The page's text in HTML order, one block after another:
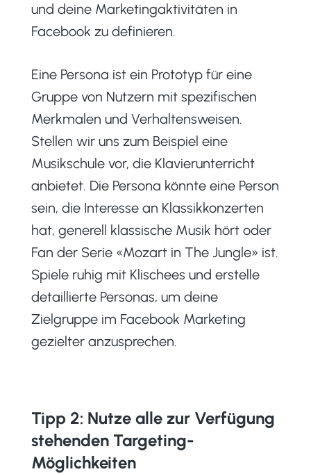
und deine Marketingaktivitäten in
Facebook zu definieren.
Eine Persona ist ein Prototyp für eine
Gruppe von Nutzern mit spezifischen
Merkmalen und Verhaltensweisen.
Stellen wir uns zum Beispiel eine
Musikschule vor, die Klavierunterricht
anbietet. Die Persona könnte eine Person
sein, die Interesse an Klassikkonzerten
hat, generell klassische Musik hört oder
Fan der Serie «Mozart in The Jungle» ist.
Spiele ruhig mit Klischees und erstelle
detaillierte Personas, um deine
Zielgruppe im Facebook Marketing
gezielter anzusprechen.
Tipp 2: Nutze alle zur Verfügung
stehenden Targeting-
Möglichkeiten